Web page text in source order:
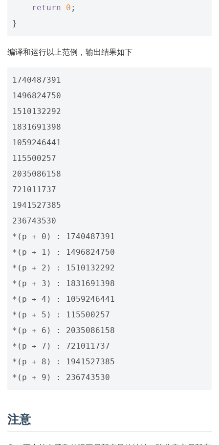
return 0 ;
}
编译和运行以上范例，输出结果如下
1740487391
1496824750
1510132292
1831691398
1059246441
115500257
2035086158
721011737
1941527385
236743530
*(p + 0) : 1740487391
*(p + 1) : 1496824750
*(p + 2) : 1510132292
*(p + 3) : 1831691398
*(p + 4) : 1059246441
*(p + 5) : 115500257
*(p + 6) : 2035086158
*(p + 7) : 721011737
*(p + 8) : 1941527385
注意